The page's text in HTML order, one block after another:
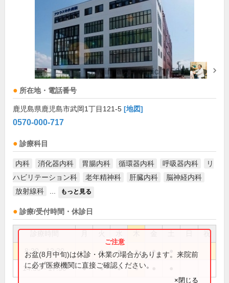
所在地・電話番号
鹿児島県鹿児島市武岡1丁目121-5 [地図]
0570-000-717
診療科目
内科 消化器内科 胃腸内科 循環器内科 呼吸器内科
リ
ハビリテーション科
老年精神科 肝臓内科
脳神経内科
放射線科
もっと見る
診療/受付時間・休診日
祝
8:30～12:30 ● ● ● ● ●
14:30～17:30 ● ● ● ●
お盆(8月中旬)は休診・休業の場合があります。来院前
に必ず医療機関に直接ご確認ください。
×閉じる